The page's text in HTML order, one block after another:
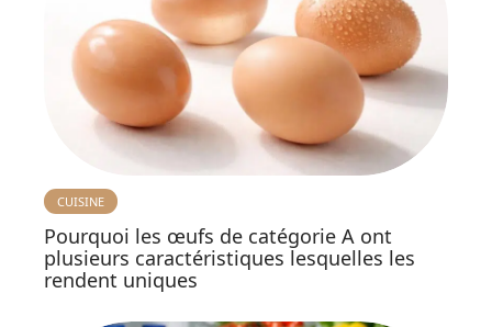
CUISINE
Pourquoi les œufs de catégorie A ont
plusieurs caractéristiques lesquelles les
rendent uniques